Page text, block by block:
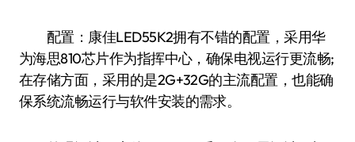
配置：康佳LED55K2拥有不错的配置，采用华
为海思810芯片作为指挥中心，确保电视运行更流畅;
在存储方面，采用的是2G+32G的主流配置，也能确
保系统流畅运行与软件安装的需求。